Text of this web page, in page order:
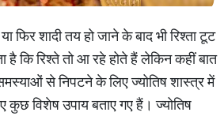
या फिर शादी तय हो जाने के बाद भी रिश्ता टूट
है कि रिश्ते तो आ रहे होते हैं लेकिन कहीं बात
से निपटने के लिए ज्योतिष शास्त्र में
कुछ विशेष उपाय बताए गए हैं। ज्योतिष